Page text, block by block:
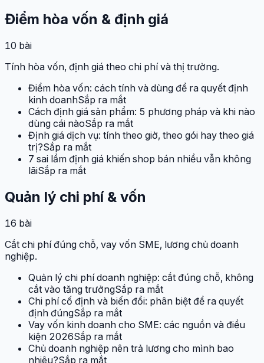
Điểm hòa vốn & định giá
10 bài
Tính hòa vốn, định giá theo chi phí và thị trường.
Điểm hòa vốn: cách tính và dùng để ra quyết định
kinh doanhSắp ra mắt
Cách định giá sản phẩm: 5 phương pháp và khi nào
dùng cái nàoSắp ra mắt
Định giá dịch vụ: tính theo giờ, theo gói hay theo giá
trị?Sắp ra mắt
7 sai lầm định giá khiến shop bán nhiều vẫn không
lãiSắp ra mắt
Quản lý chi phí & vốn
16 bài
Cắt chi phí đúng chỗ, vay vốn SME, lương chủ doanh
nghiệp.
Quản lý chi phí doanh nghiệp: cắt đúng chỗ, không
cắt vào tăng trưởngSắp ra mắt
Chi phí cố định và biến đổi: phân biệt để ra quyết
định đúngSắp ra mắt
Vay vốn kinh doanh cho SME: các nguồn và điều
kiện 2026Sắp ra mắt
Chủ doanh nghiệp nên trả lương cho mình bao
nhiêu?Sắp ra mắt